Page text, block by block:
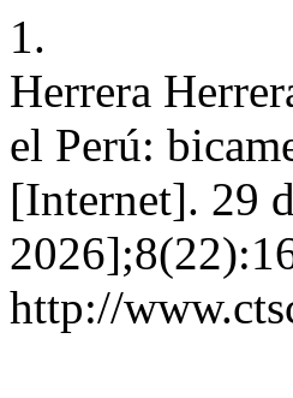
1.
Herrera
el Perú:
[Internet]. 29
http://